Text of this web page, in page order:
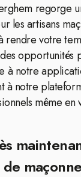
regorge
les artisans
rendre votre
opportunités
à notre
à notre
même en